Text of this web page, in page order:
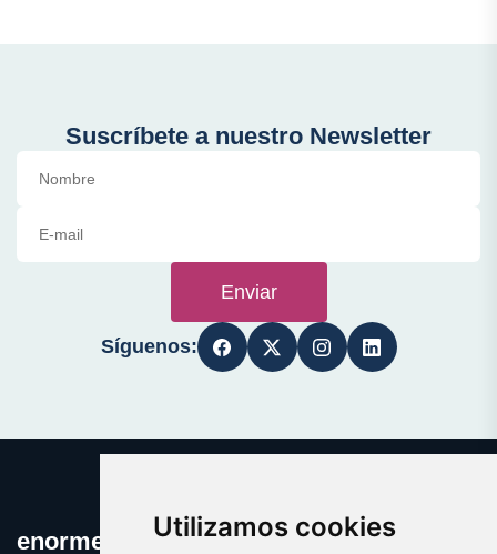
Utilizamos cookies
Suscríbete a nuestro Newsletter
Enviar
Síguenos:
enormes.es